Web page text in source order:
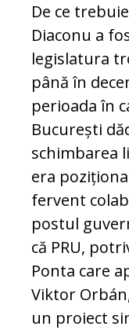
De ce
Diaconu a
legislatura
până în
perioada în
București
schimbarea
era
fer­vent
postul
că PRU,
Ponta care
Viktor
un proiect